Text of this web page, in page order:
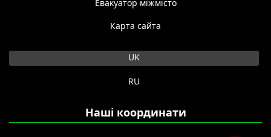
Евакуатор міжмісто
Карта сайта
UK
RU
Наші координати